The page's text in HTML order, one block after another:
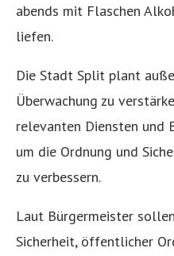
abends mit Flaschen
liefen.
Die Stadt Split plant
Überwachung zu
relevanten Diensten und
um die Ordnung und
zu verbessern.
Laut Bürgermeister
Sicherheit, öffentlicher